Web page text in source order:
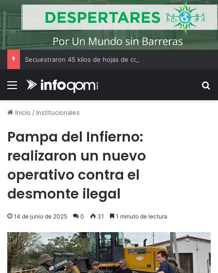
Menú
Inicio / Institucionales
Pampa del Infierno:
realizaron un nuevo
operativo contra el
desmonte ilegal
14 de junio de 2025 0 31 1 minuto de lectura